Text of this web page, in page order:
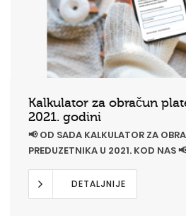
Kalkulator za obračun
2021. godini
📢 OD SADA KALKULATOR ZA
PREDUZETNIKA U 2021. KOD NAS
DETALJNIJE